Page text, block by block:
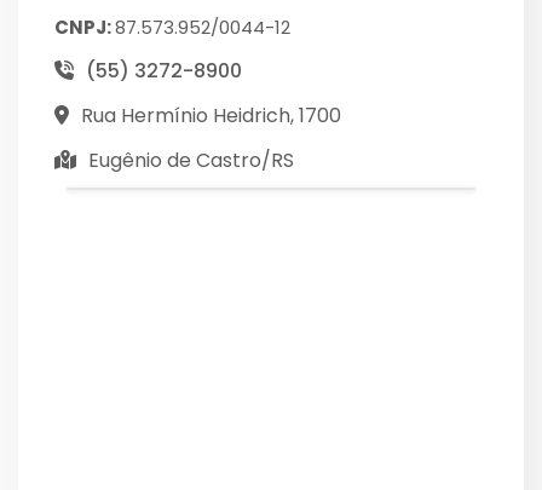
CNPJ:87.573.952/0044-12
(55) 3272-8900
Rua Hermínio Heidrich, 1700
Eugênio de Castro/RS